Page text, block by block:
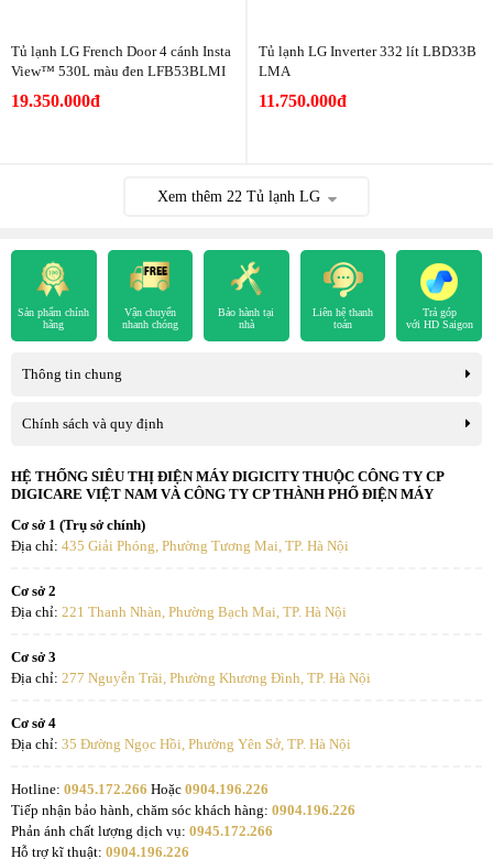
Tủ lạnh LG French Door 4 cánh Insta
View™ 530L màu đen LFB53BLMI
19.350.000đ
Tủ lạnh LG Inverter 332 lít LBD33B
LMA
11.750.000đ
Xem thêm 22 Tủ lạnh LG
Sản phẩm chính
hãng
Vận chuyển
nhanh chóng
Bảo hành tại
nhà
Liên hệ thanh
toán
Trả góp
với HD Saigon
Thông tin chung
Chính sách và quy định
HỆ THỐNG SIÊU THỊ ĐIỆN MÁY DIGICITY THUỘC CÔNG TY CP
DIGICARE VIỆT NAM VÀ CÔNG TY CP THÀNH PHỐ ĐIỆN MÁY
Cơ sở 1 (Trụ sở chính)
Địa chỉ: 435 Giải Phóng, Phường Tương Mai, TP. Hà Nội
Cơ sở 2
Địa chỉ: 221 Thanh Nhàn, Phường Bạch Mai, TP. Hà Nội
Cơ sở 3
Địa chỉ: 277 Nguyễn Trãi, Phường Khương Đình, TP. Hà Nội
Cơ sở 4
Địa chỉ: 35 Đường Ngọc Hồi, Phường Yên Sở, TP. Hà Nội
Hotline: 0945.172.266 Hoặc 0904.196.226
Tiếp nhận bảo hành, chăm sóc khách hàng: 0904.196.226
Phản ánh chất lượng dịch vụ: 0945.172.266
Hỗ trợ kĩ thuật: 0904.196.226